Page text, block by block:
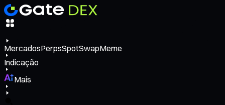
MercadosPerpsSpotSwapMeme
Indicação
Mais